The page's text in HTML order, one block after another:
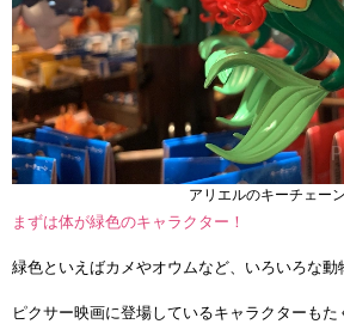
アリエルのキーチェーン
まずは体が緑色のキャラクター！
緑色といえばカメやオウムなど、いろいろな
ピクサー映画に登場しているキャラクターもた